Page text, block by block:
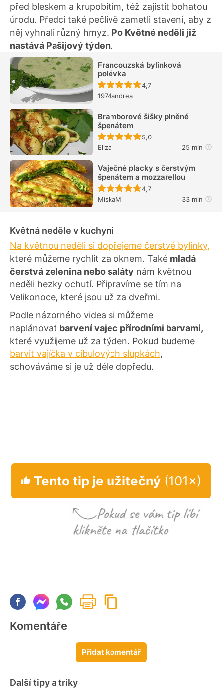
před bleskem a krupobitím, též zajistit bohatou
úrodu. Předci také pečlivě zametli stavení, aby z
něj vyhnali různý hmyz. Po Květné neděli již
nastává Pašijový týden.
Francouzská bylinková
polévka
Recept ještě nebyl
4,7
1974andrea
Bramborové šišky plněné
špenátem
Recept ještě nebyl
5,0
Eliza
25 min
Vaječné placky s čerstvým
špenátem a mozzarellou
Recept ještě nebyl
4,7
MiskaM
33 min
Květná neděle v kuchyni
Na květnou neděli si dopřejeme čerstvé bylinky,
které můžeme rychlit za oknem. Také mladá
čerstvá zelenina nebo saláty nám květnou
neděli hezky ochutí. Připravíme se tím na
Velikonoce, které jsou už za dveřmi.
Podle názorného videa si můžeme
naplánovat barvení vajec přírodními barvami,
které využijeme už za týden. Pokud budeme
barvit vajíčka v cibulových slupkách,
schováváme si je už déle dopředu.
Tento tip je užitečný (101×)
Komentáře
Přidat komentář
Další tipy a triky